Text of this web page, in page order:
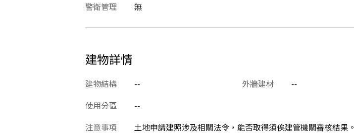
警衛管理
無
建物詳情
建物結構 -- 外牆建材 --
使用分區
--
注意事項
土地申請建照涉及相關法令，能否取得須俟建管機關審核結果。